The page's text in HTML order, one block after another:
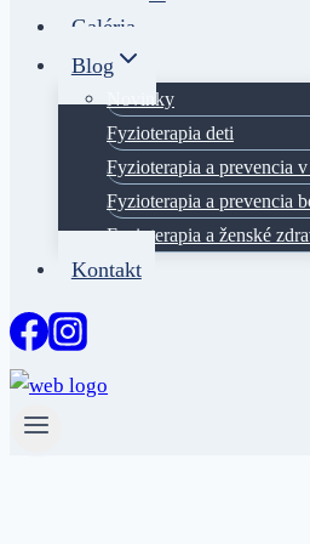
Galéria
Blog
Novinky
Fyzioterapia deti
Fyzioterapia a prevencia
Fyzioterapia a prevencia
Fyzioterapia a ženské
Kontakt